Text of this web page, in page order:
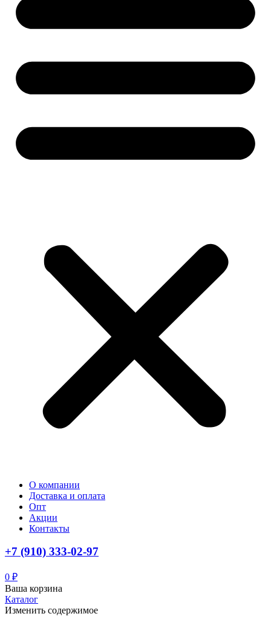
О компании
Доставка и оплата
Опт
Акции
Контакты
+7 (910) 333-02-97
0 ₽
Ваша корзина
Каталог
Изменить содержимое